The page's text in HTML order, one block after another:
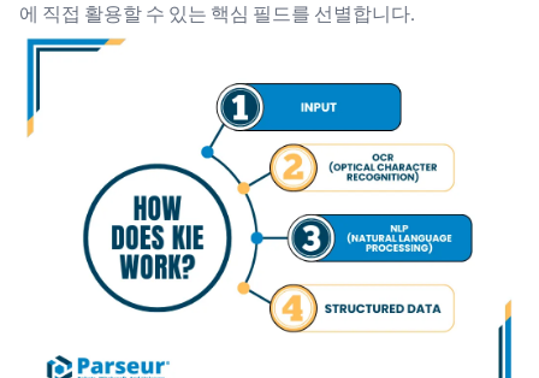
에 직접 활용할 수 있는 핵심 필드를 선별합니다.